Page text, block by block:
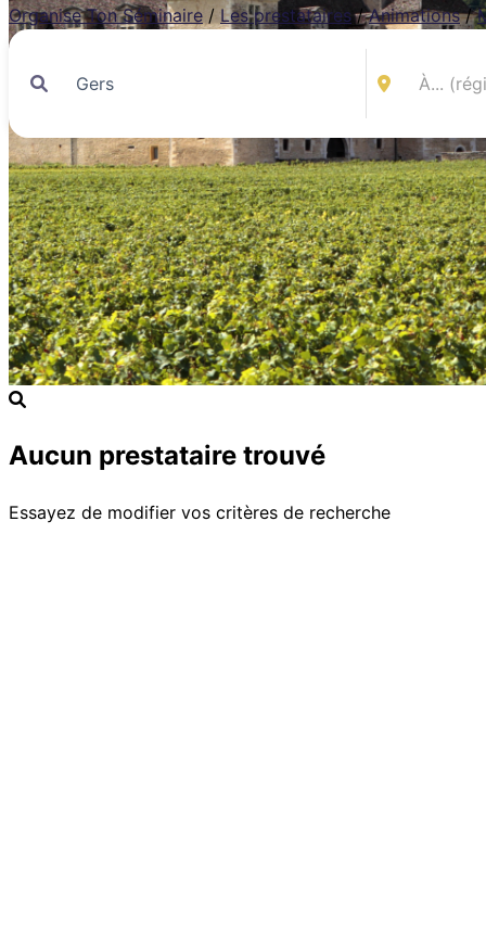
Organise Ton Séminaire / Les prestataires / Animations /
Aucun prestataire trouvé
Essayez de modifier vos critères de recherche